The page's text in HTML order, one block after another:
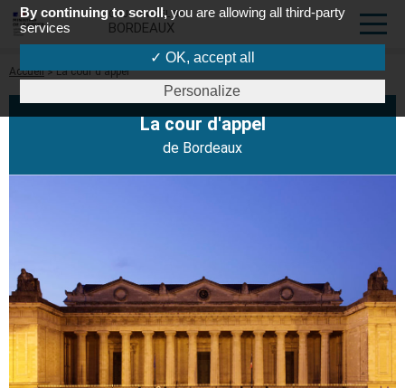
COUR D'APPEL DE
BORDEAUX
Fil
Accueil La cour d'appel
La cour d'appel
de Bordeaux
By continuing to scroll, you are allowing all third-party
services
✓ OK, accept all
Personalize